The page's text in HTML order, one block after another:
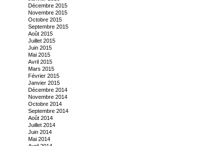
Décembre 2015
Novembre 2015
Octobre 2015
Septembre 2015
Août 2015
Juillet 2015
Juin 2015
Mai 2015
Avril 2015
Mars 2015
Février 2015
Janvier 2015
Décembre 2014
Novembre 2014
Octobre 2014
Septembre 2014
Août 2014
Juillet 2014
Juin 2014
Mai 2014